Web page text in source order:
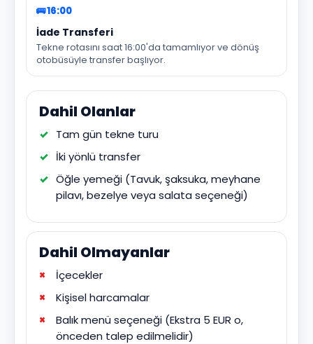
🚌 16:00
İade Transferi
Tekne rotasını saat 16:00'da tamamlıyor ve dönüş
otobüsüyle transfer başlıyor.
Dahil Olanlar
Tam gün tekne turu
İki yönlü transfer
Öğle yemeği (Tavuk, şaksuka, meyhane
pilavı, bezelye veya salata seçeneği)
Dahil Olmayanlar
İçecekler
Kişisel harcamalar
Balık menü seçeneği (Ekstra 5 EUR o,
önceden talep edilmelidir)